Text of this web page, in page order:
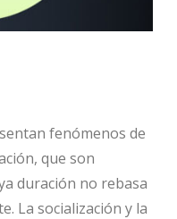
fenómenos de
que son
duración no rebasa
La socialización y la